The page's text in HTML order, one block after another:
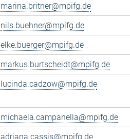
marina.britner@mpifg.de
nils.buehner@mpifg.de
elke.buerger@mpifg.de
markus.burtscheidt@mpifg.de
lucinda.cadzow@mpifg.de
michaela.campanella@mpifg.de
adriana.cassis@mpifg.de